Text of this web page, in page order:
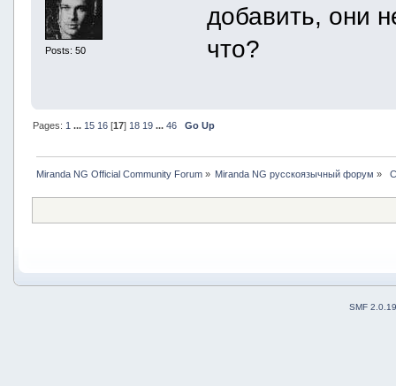
Posts: 50
добавить, они
что?
Pages: 1 ... 15 16[17] 18 19 ... 46 Go Up
Miranda NG Official Community Forum» Miranda NG русскоязычный форум »
SMF 2.0.19